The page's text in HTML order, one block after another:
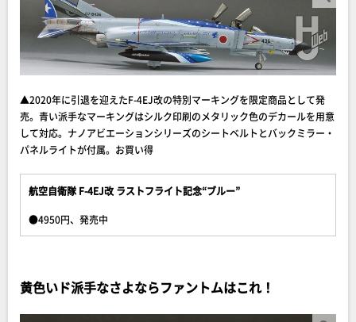
▲2020年に引退を迎えたF-4EJ改の特別マーキングを限定商品として発
売。青い派手なマーキングはシルク印刷のメタリック色のデカールを用意
して対応。ナノアビエーションシリーズのシートベルトとバックミラー・
パネルライトが付属。お買い得
航空自衛隊 F-4EJ改 ラストフライト記念“ブルー”
●4950円、発売中
黄色いド派手なさよならファントムはこれ！